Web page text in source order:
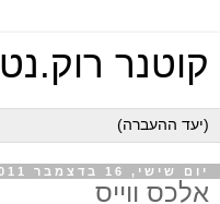
קוטנר רוק.נט
יום שישי, 16 בדצמבר 2011
אלכס ווייס